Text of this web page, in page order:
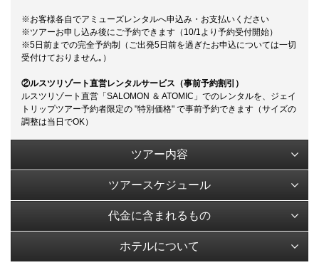
※お客様各自でアミューズレンタルへ申込み・お支払いください
※ツアーお申し込み後にご予約できます（10/1より予約受付開始）
※5日前までの完全予約制（ご出発5日前を過ぎたお申込については一切
受付けておりません｡）
②ルスツリゾート直営レンタルサービス（事前予約割引）
ルスツリゾート直営「SALOMON ＆ ATOMIC」でのレンタルを、ジェイ
トリップツアー予約者限定の "特別価格" で事前予約できます（サイズの
調整は当日でOK）
ツアー内容
ツアースケジュール
代金に含まれるもの
ホテルについて